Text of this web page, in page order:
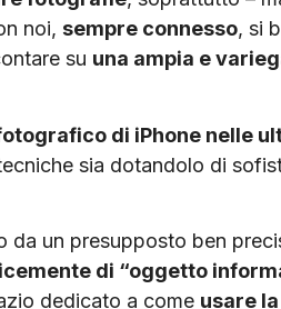
noi, sempre connesso, si
su una ampia e
di iPhone nelle
sia dotandolo di
da un presupposto ben
di “oggetto
dedicato a come usare